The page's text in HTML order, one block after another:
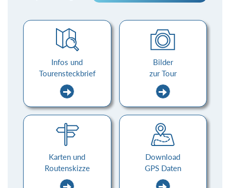
Infos und
Tourensteckbrief
Bilder
zur Tour
Karten und
Routenskizze
Download
GPS Daten